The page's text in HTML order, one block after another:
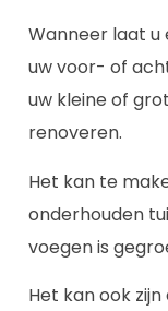
Wanneer laat u
uw voor- of
uw kleine of
renoveren.
Het kan te
onderhouden
voegen is
Het kan ook